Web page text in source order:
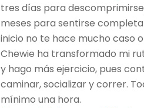
tres días para
meses para sentirse
inicio no te hace mucho caso
Chewie ha transformado mi
y hago más ejercicio, pues
caminar, socializar y correr.
mínimo una hora.